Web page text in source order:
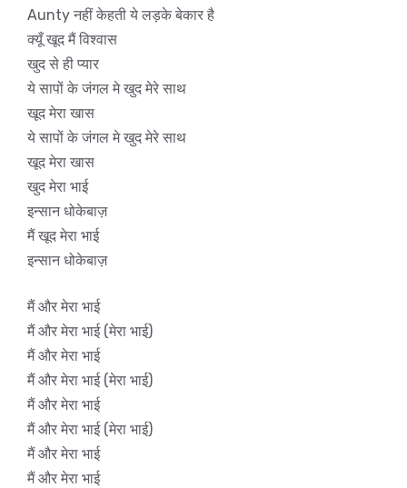
Aunty नहीं केहती ये लड़के बेकार है
क्यूँ खूद मैं विश्वास
खुद से ही प्यार
ये सापों के जंगल मे खुद मेरे साथ
खूद मेरा खास
ये सापों के जंगल मे खुद मेरे साथ
खूद मेरा खास
खुद मेरा भाई
इन्सान धोकेबाज़
मैं खूद मेरा भाई
इन्सान धोकेबाज़
मैं और मेरा भाई
मैं और मेरा भाई (मेरा भाई)
मैं और मेरा भाई
मैं और मेरा भाई (मेरा भाई)
मैं और मेरा भाई
मैं और मेरा भाई (मेरा भाई)
मैं और मेरा भाई
मैं और मेरा भाई